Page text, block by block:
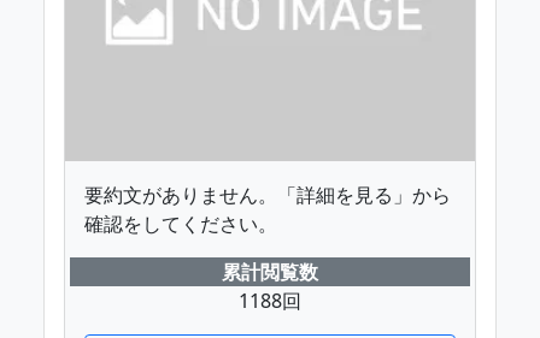
要約文がありません。「詳細を見る」から
確認をしてください。
累計閲覧数
1188回